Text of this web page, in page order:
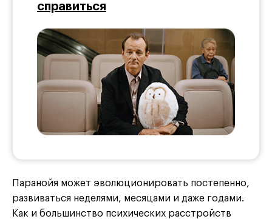
справиться
Паранойя может эволюционировать постепенно,
развиваться неделями, месяцами и даже годами.
Как и большинство психических расстройств